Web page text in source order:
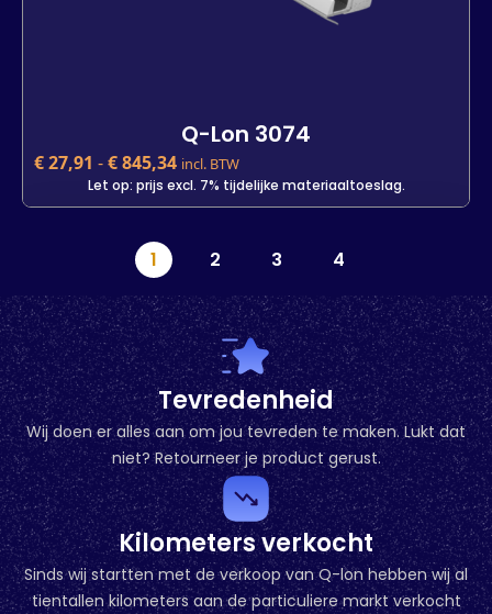
Q-Lon 3074
€27,91 -€845,34 incl. BTW
Let op: prijs excl. 7% tijdelijke materiaaltoeslag.
incl. BTW
Let op: prijs excl. 7% tijdelijke materiaaltoeslag.
Kleur
Lengte 7 m 25 m 600 m
- +
In winkelwagen
1 2 3 4
Tevredenheid
Wij doen er alles aan om jou tevreden te maken. Lukt dat
niet? Retourneer je product gerust.
Kilometers verkocht
Sinds wij startten met de verkoop van Q-lon hebben wij al
tientallen kilometers aan de particuliere markt verkocht